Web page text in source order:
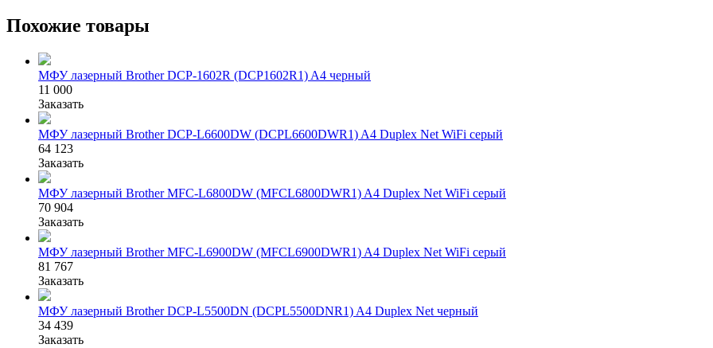
Похожие товары
МФУ лазерный Brother DCP-1602R (DCP1602R1) A4 черный
11 000
Заказать
МФУ лазерный Brother DCP-L6600DW (DCPL6600DWR1) A4 Duplex Net WiFi серый
64 123
Заказать
МФУ лазерный Brother MFC-L6800DW (MFCL6800DWR1) A4 Duplex Net WiFi серый
70 904
Заказать
МФУ лазерный Brother MFC-L6900DW (MFCL6900DWR1) A4 Duplex Net WiFi серый
81 767
Заказать
МФУ лазерный Brother DCP-L5500DN (DCPL5500DNR1) A4 Duplex Net черный
34 439
Заказать